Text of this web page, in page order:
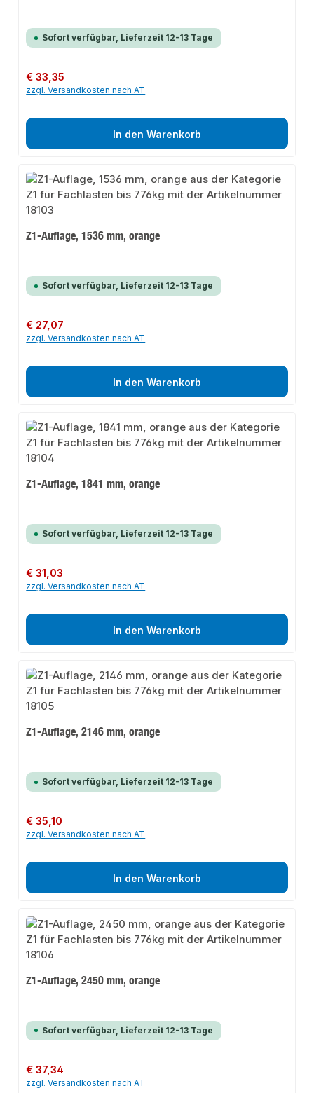
Sofort verfügbar, Lieferzeit 12-13 Tage
Regulärer Preis:
€ 33,35
zzgl. Versandkosten nach AT
In den Warenkorb
Z1-Auflage, 1536 mm, orange
Sofort verfügbar, Lieferzeit 12-13 Tage
Regulärer Preis:
€ 27,07
zzgl. Versandkosten nach AT
In den Warenkorb
Z1-Auflage, 1841 mm, orange
Sofort verfügbar, Lieferzeit 12-13 Tage
Regulärer Preis:
€ 31,03
zzgl. Versandkosten nach AT
In den Warenkorb
Z1-Auflage, 2146 mm, orange
Sofort verfügbar, Lieferzeit 12-13 Tage
Regulärer Preis:
€ 35,10
zzgl. Versandkosten nach AT
In den Warenkorb
Z1-Auflage, 2450 mm, orange
Sofort verfügbar, Lieferzeit 12-13 Tage
Regulärer Preis:
€ 37,34
zzgl. Versandkosten nach AT